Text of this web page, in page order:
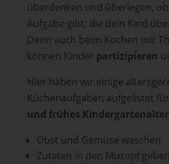
überdenken und überlegen,
Aufgabe gibt, die dein Kind
Denn auch beim Kochen mit
können Kinder partizipieren
Hier haben wir einige
Küchenaufgaben aufgelistet für
und frühes
Obst und Gemüse waschen
Zutaten in den Mixtopf geben